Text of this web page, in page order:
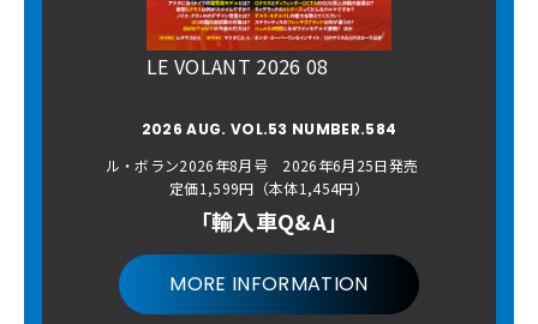
LE VOLANT 2026 08
2026 AUG. VOL.53 NUMBER.584
ル・ボラン2026年8月号 2026年6月25日発売
定価1,599円（本体1,454円）
「輸入車Q&A」
MORE INFORMATION